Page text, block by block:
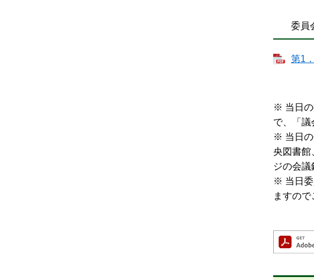
委員
第1
※ 当日の
で、「議
※ 当日の
央図書館
ジの会議
※ 当日委
ますので